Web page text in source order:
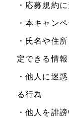
・応募規約
・本キャン
・氏名や住
定できる情
・他人に迷
る行為
・他人を誹